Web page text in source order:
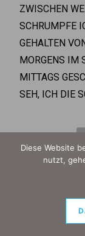
ZWISCHEN
SCHRUMPFE
GEHALTEN
MORGENS IM
MITTAGS
SEH, ICH DIE
Diese Website
nutzt,